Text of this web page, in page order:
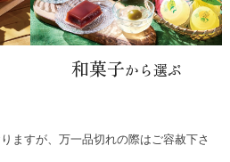
和菓子から選ぶ
ますが、万一品切れの際はご容赦下さ